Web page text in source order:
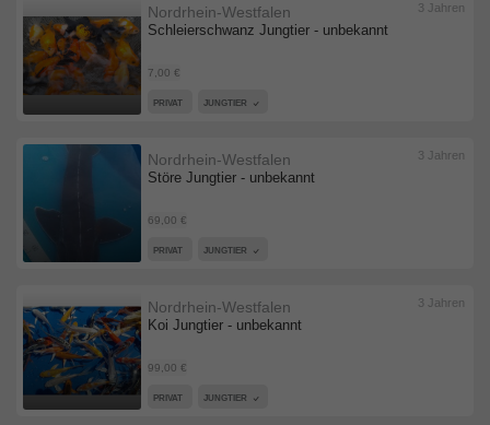
Schleierschwanz Jungtier - unbekannt
Nordrhein-Westfalen
7,00 €
3 Jahren
PRIVAT JUNGTIER
Störe Jungtier - unbekannt
Nordrhein-Westfalen
69,00 €
3 Jahren
PRIVAT JUNGTIER
Koi Jungtier - unbekannt
Nordrhein-Westfalen
99,00 €
3 Jahren
PRIVAT JUNGTIER